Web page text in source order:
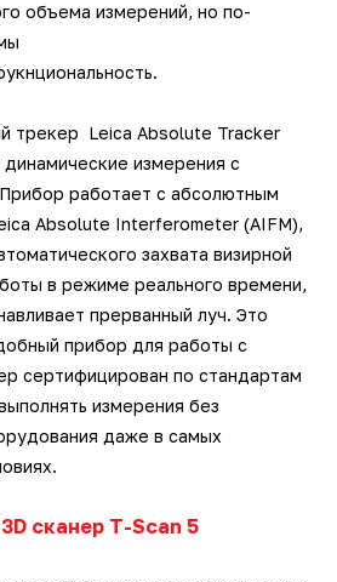
объема измерений, но по-
трекер Leica Absolute Tracker
измерения с
работает с абсолютным
Absolute Interferometer (AIFM),
захвата визирной
в режиме реального времени,
прерванный луч. Это
прибор для работы с
сертифицирован по стандартам
измерения без
даже в самых
сканер T-Scan 5